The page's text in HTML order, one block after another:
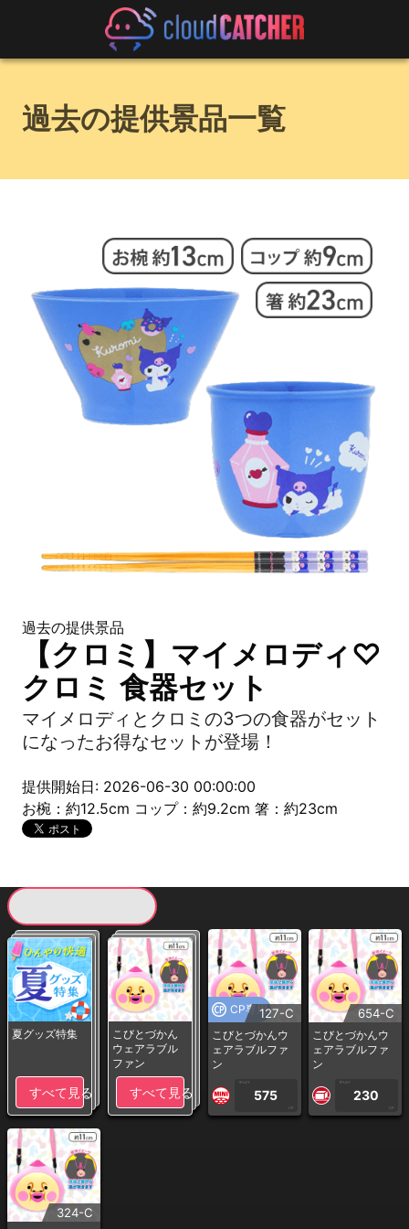
過去の提供景品一覧
過去の提供景品
【クロミ】マイメロディ♡
クロミ 食器セット
マイメロディとクロミの3つの食器がセット
になったお得なセットが登場！
提供開始日: 2026-06-30 00:00:00
お椀：約12.5cm コップ：約9.2cm 箸：約23cm
夏グッズ特集
すべて見る
こびとづかん
ウェアラブル
ファン
すべて見る
CP専用127-C
こびとづかんウ
ェアラブルファ
ン
1PLAY
575
CP
654-C
こびとづかんウ
ェアラブルファ
ン
1PLAY
230
CP
324-C